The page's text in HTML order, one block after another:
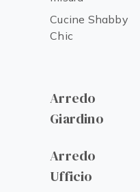
Cucine Shabby
Chic
Arredo
Giardino
Arredo
Ufficio